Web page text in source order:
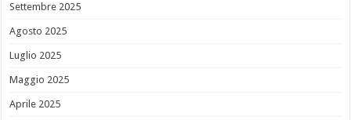
Settembre 2025
Agosto 2025
Luglio 2025
Maggio 2025
Aprile 2025